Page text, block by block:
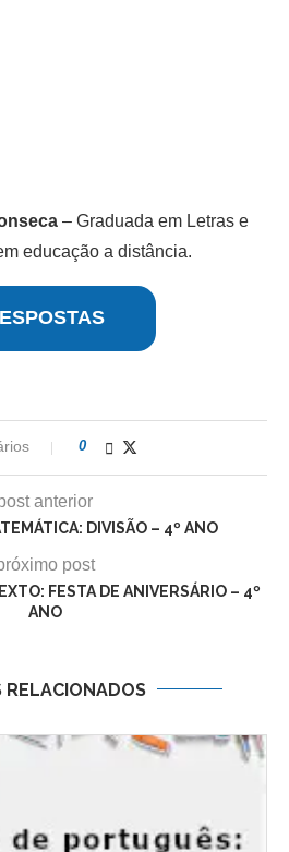
– Graduada em Letras e
educação a distância.
0
anterior
DIVISÃO – 4º ANO
post
FESTA DE ANIVERSÁRIO – 4º
ANO
RELACIONADOS